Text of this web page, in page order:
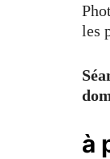
les
à